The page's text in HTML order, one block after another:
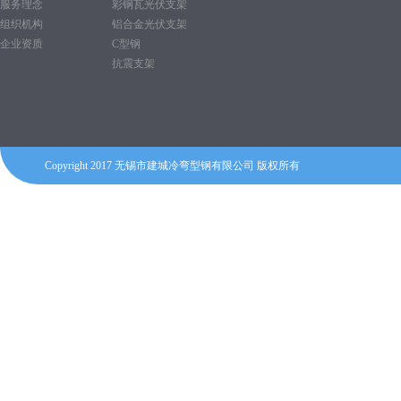
服务理念
组织机构
企业资质
彩钢瓦光伏支架
铝合金光伏支架
C型钢
抗震支架
Copyright 2017 无锡市建城冷弯型钢有限公司 版权所有